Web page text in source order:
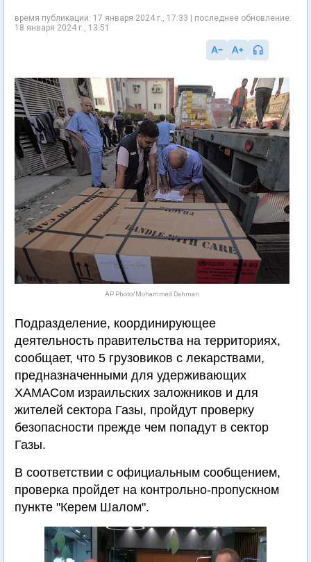
время публикации: 17 января 2024 г., 17:33 | последнее обновление:
18 января 2024 г., 13:51
AP Photo/Mohammed Dahman
Подразделение, координирующее
деятельность правительства на территориях,
сообщает, что 5 грузовиков с лекарствами,
предназначенными для удерживающих
ХАМАСом израильских заложников и для
жителей сектора Газы, пройдут проверку
безопасности прежде чем попадут в сектор
Газы.
В соответствии с официальным сообщением,
проверка пройдет на контрольно-пропускном
пункте "Керем Шалом".